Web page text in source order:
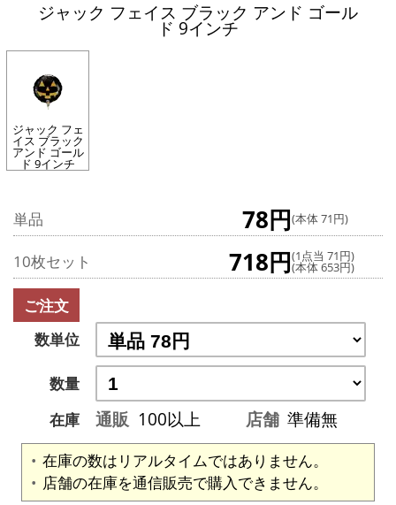
ジャック フェイス ブラック アンド ゴール
ド 9インチ
ジャック フェ
イス ブラック
アンド ゴール
ド 9インチ
単品 78円(本体 71円)
10枚セット 718円(1点当 71円)
(本体 653円)
ご注文
数単位
数量
在庫
通販 100以上 店舗 準備無
在庫の数はリアルタイムではありません。
店舗の在庫を通信販売で購入できません。